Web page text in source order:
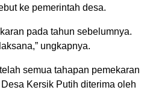
ke pemerintah desa.
pada tahun sebelumnya.
ungkapnya.
semua tahapan pemekaran
Kersik Putih diterima oleh